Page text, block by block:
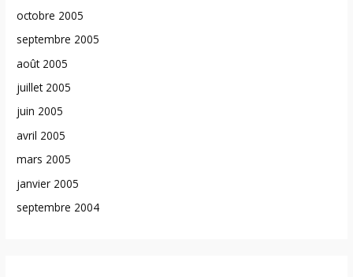
octobre 2005
septembre 2005
août 2005
juillet 2005
juin 2005
avril 2005
mars 2005
janvier 2005
septembre 2004